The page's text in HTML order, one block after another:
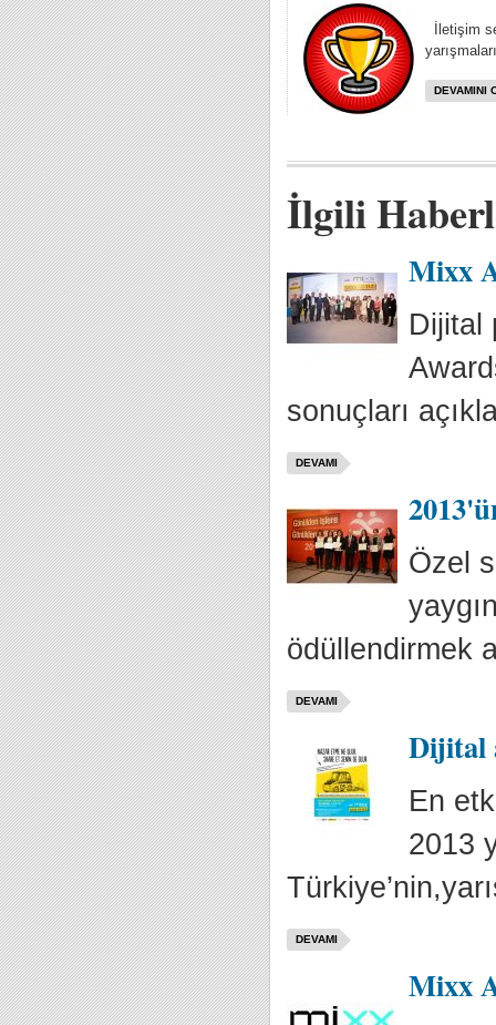
İletişim
DEVAMINI
İlgili
Mixx
Dijital
sonuçları
DEVAMI
Özel
ödüllendirmek
DEVAMI
Dijital
En
2013
DEVAMI
Mixx